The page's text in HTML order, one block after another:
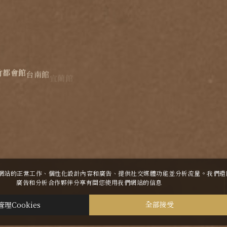
都會館台南館
計 - iBest
TOP
的正常工作、個性化設計內容和廣告、提供社交媒體功能並分析流量。我們
廣告和分析合作夥伴分享有關您使用我們網站的信息
理Cookies 全部接受